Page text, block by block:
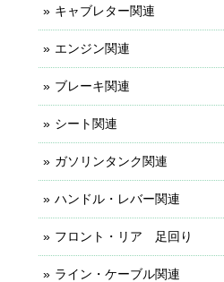
キャブレター関連
エンジン関連
ブレーキ関連
シート関連
ガソリンタンク関連
ハンドル・レバー関連
フロント・リア 足回り
ライン・ケーブル関連